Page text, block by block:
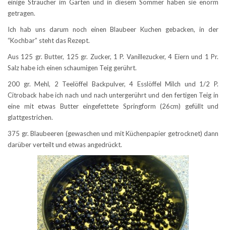
einige Sträucher im Garten und in diesem Sommer haben sie enorm
getragen.
Ich hab uns darum noch einen Blaubeer Kuchen gebacken, in der
“Kochbar” steht das Rezept.
Aus 125 gr. Butter, 125 gr. Zucker, 1 P. Vanillezucker, 4 Eiern und 1 Pr.
Salz habe ich einen schaumigen Teig gerührt.
200 gr. Mehl, 2 Teelöffel Backpulver, 4 Esslöffel Milch und 1/2 P.
Citroback habe ich nach und nach untergerührt und den fertigen Teig in
eine mit etwas Butter eingefettete Springform (26cm) gefüllt und
glattgestrichen.
375 gr. Blaubeeren (gewaschen und mit Küchenpapier getrocknet) dann
darüber verteilt und etwas angedrückt.